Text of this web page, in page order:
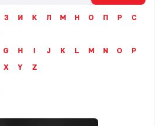
З И К Л М Н О П Р
С
G H I J K L M N O
P
X Y Z